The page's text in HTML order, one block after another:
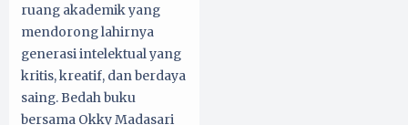
ruang akademik yang
mendorong lahirnya
generasi intelektual yang
kritis, kreatif, dan berdaya
saing. Bedah buku
bersama Okky Madasari